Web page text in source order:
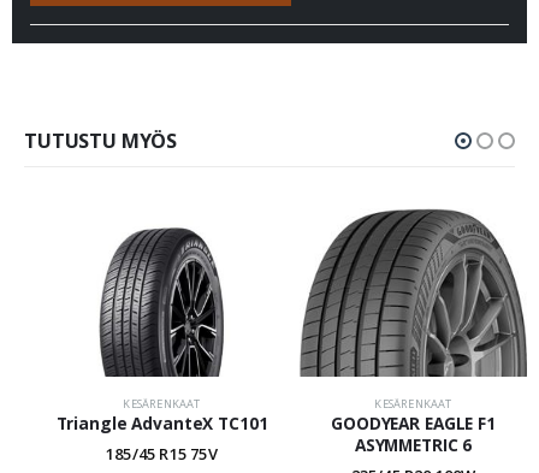
TUTUSTU MYÖS
KESÄRENKAAT
Triangle AdvanteX TC101
185/45 R15 75V
KESÄRENKAAT
GOODYEAR EAGLE F1
ASYMMETRIC 6